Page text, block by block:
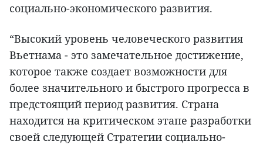
социально-экономического развития.
“Высокий уровень человеческого развития
Вьетнама - это замечательное достижение,
которое также создает возможности для
более значительного и быстрого прогресса в
предстоящий период развития. Страна
находится на критическом этапе разработки
своей следующей Стратегии социально-